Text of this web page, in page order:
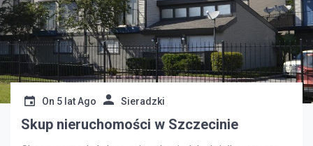
On 5 lat Ago Sieradzki
Skup nieruchomości w Szczecinie